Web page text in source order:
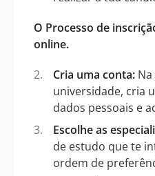
O Processo de
online.
Cria uma conta:
universidade, cria
dados pessoais e
Escolhe as
de estudo que te
ordem de